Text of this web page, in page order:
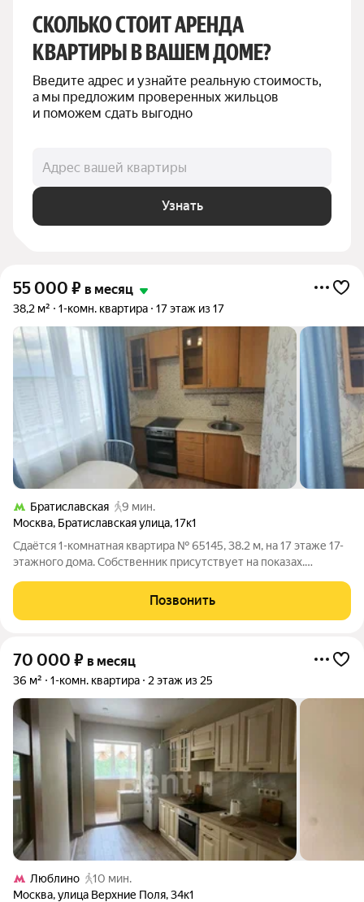
СКОЛЬКО СТОИТ АРЕНДА
КВАРТИРЫ В ВАШЕМ ДОМЕ?
Введите адрес и узнайте реальную стоимость,
а мы предложим проверенных жильцов
и поможем сдать выгодно
Адрес вашей квартиры
Узнать
55 000 ₽ в месяц
38,2 м² 1-комн. квартира 17 этаж из 17
Братиславская
9 мин.
Москва, Братиславская улица,17к1
Сдаётся 1-комнатная квартира № 65145, 38.2 м, на 17 этаже 17-
этажного дома. Собственник присутствует на показах.
оплачиваются отдельно. По условиям проживания: можно с
детьми, без питомцев. Срок
Позвонить
70 000 ₽ в месяц
36 м² 1-комн. квартира 2 этаж из 25
Люблино
10 мин.
Москва,улица Верхние Поля,34к1